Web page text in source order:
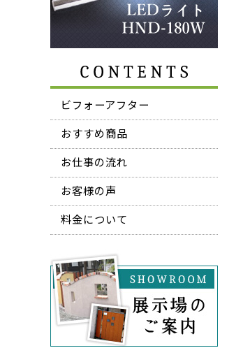
ビフォーアフター
おすすめ商品
お仕事の流れ
お客様の声
料金について